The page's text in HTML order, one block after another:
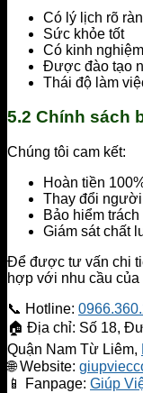
Có lý lịch rõ
Sức khỏe tốt
Có kinh
Được đào tạo
Thái độ làm
5.2 Chính sách
Chúng tôi cam kết:
Hoàn tiền
Thay đổi
Bảo hiểm
Giám sát chất
Để được tư vấn chi
hợp với nhu cầu
📞 Hotline:
🏠 Địa chỉ: Số 18,
Quận Nam Từ Liêm,
🌐 Website:
📱 Fanpage: Giúp